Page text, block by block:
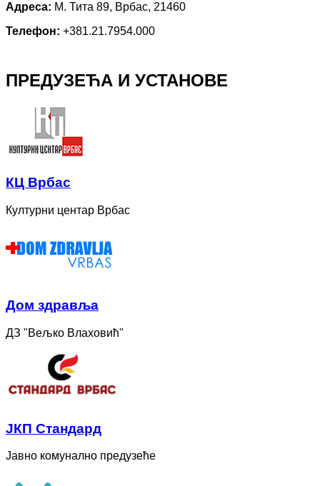
Адреса: М. Тита 89, Врбас, 21460
Телефон: +381.21.7954.000
ПРЕДУЗЕЋА И УСТАНОВЕ
КЦ Врбас
Културни центар Врбас
Дом здравља
ДЗ "Вељко Влаховић"
ЈКП Стандард
Јавно комунално предузеће